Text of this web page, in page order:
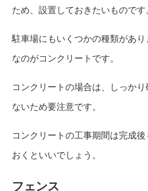
ため、設置しておきたいものです
駐車場にもいくつかの種類があ
なのがコンクリートです。
コンクリートの場合は、しっか
ないため要注意です。
コンクリートの工事期間は完成
おくといいでしょう。
フェンス